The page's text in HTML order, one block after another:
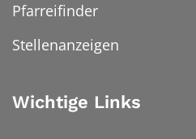
Pfarreifinder
Stellenanzeigen
Wichtige Links